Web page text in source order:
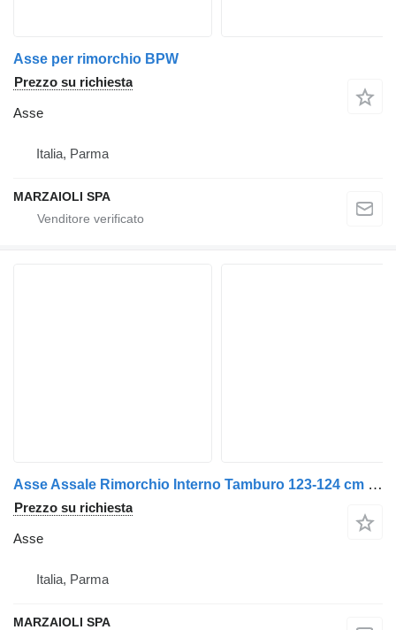
Asse per rimorchio BPW
Prezzo su richiesta
Asse
Italia, Parma
MARZAIOLI SPA
Asse Assale Rimorchio Interno Tamburo 123-124 cm Fine Mozzo 183-184 per rimorchio Ror
Prezzo su richiesta
Asse
Italia, Parma
MARZAIOLI SPA